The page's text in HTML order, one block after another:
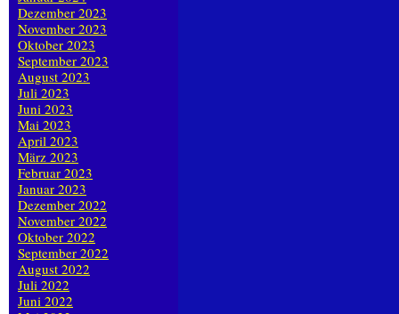
Dezember 2023
November 2023
Oktober 2023
September 2023
August 2023
Juli 2023
Juni 2023
Mai 2023
April 2023
März 2023
Februar 2023
Januar 2023
Dezember 2022
November 2022
Oktober 2022
September 2022
August 2022
Juli 2022
Juni 2022